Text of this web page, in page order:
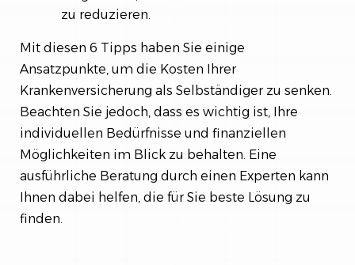
zu reduzieren.
Mit diesen 6 Tipps haben Sie einige
Ansatzpunkte, um die Kosten Ihrer
Krankenversicherung als Selbständiger zu senken.
Beachten Sie jedoch, dass es wichtig ist, Ihre
individuellen Bedürfnisse und finanziellen
Möglichkeiten im Blick zu behalten. Eine
ausführliche Beratung durch einen Experten kann
Ihnen dabei helfen, die für Sie beste Lösung zu
finden.